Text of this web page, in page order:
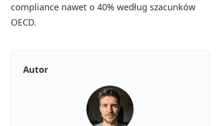
compliance nawet o 40% według szacunków
OECD.
Autor